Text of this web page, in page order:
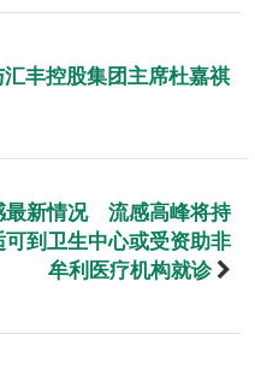
丰控股集团主席杜嘉祺
最新情况 流感高峰将持
到卫生中心或受资助非
牟利医疗机构就诊